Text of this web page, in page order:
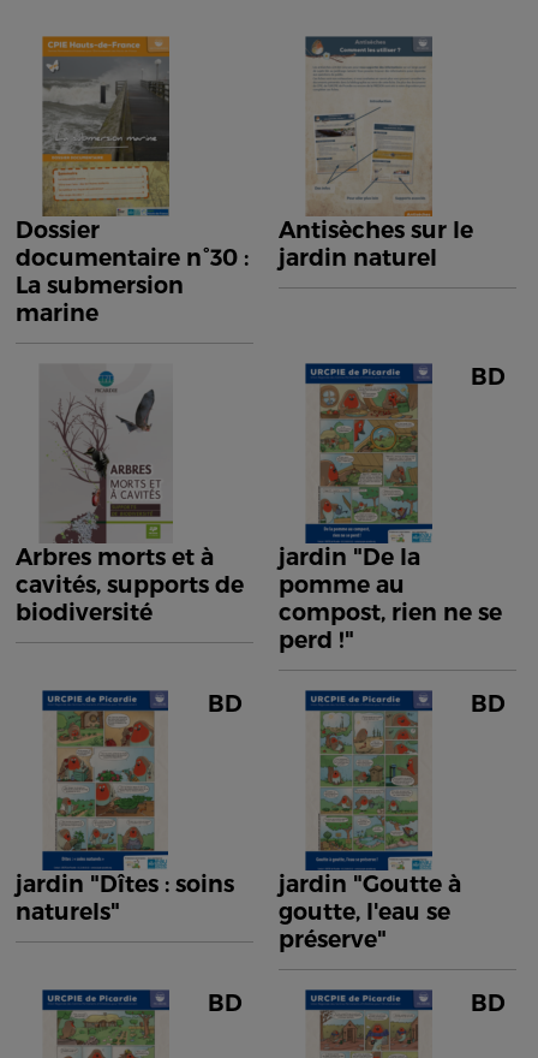
Dossier
documentaire n°30 :
La submersion
marine
Antisèches sur le
jardin naturel
Arbres morts et à
cavités, supports de
biodiversité
BD
jardin "De la
pomme au
compost, rien ne se
perd !"
BD
jardin "Dîtes : soins
naturels"
BD
jardin "Goutte à
goutte, l'eau se
préserve"
BD BD